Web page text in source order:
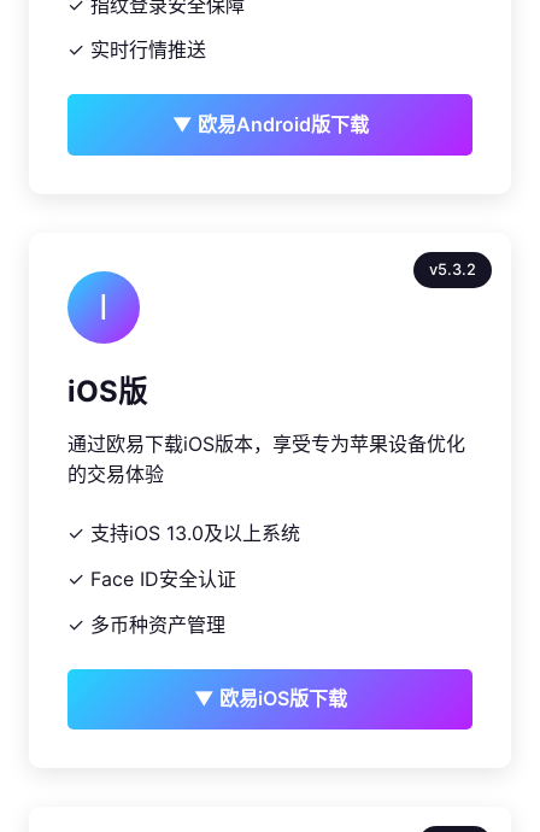
✓ 实时行情推送
▼ 欧易Android版下载
I
iOS版
通过欧易下载iOS版本，享受专为苹果设备优化
的交易体验
✓ 支持iOS 13.0及以上系统
✓ Face ID安全认证
✓ 多币种资产管理
▼ 欧易iOS版下载
v5.3.2